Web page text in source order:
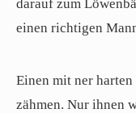
darauf zum
einen richtigen
Einen mit ner
zähmen. Nur ihnen